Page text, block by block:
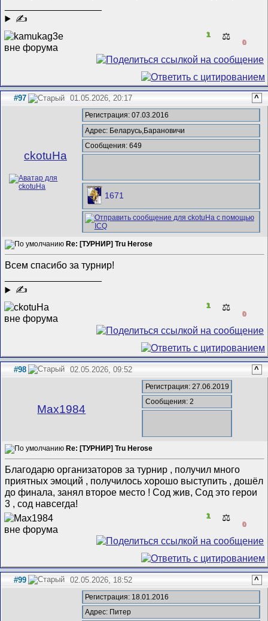
✍
1 ⚖️
0
#97 01.05.2026, 20:17 ^
ckotuHa
Регистрация: 07.03.2016
Адрес: Беларусь,Барановичи
Сообщения: 649
1671
Re: [ТУРНИР] Tru Herose
Всем спасибо за турнир!
✍
1 ⚖️
0
#98 02.05.2026, 09:52 ^
Max1984
Регистрация: 27.06.2019
Сообщения: 2
Re: [ТУРНИР] Tru Herose
Благодарю организаторов за турнир , получил много
приятных эмоций , получилось хорошо выступить , дошёл
до финала, занял второе место ! Сод жив, Сод это герои
3 , сод навсегда!
1 ⚖️
0
#99 02.05.2026, 18:52 ^
Регистрация: 18.01.2016
Адрес: Питер